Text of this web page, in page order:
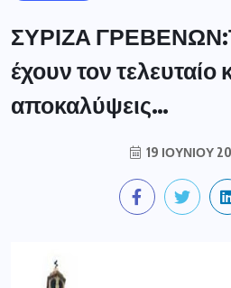
ΣΥΡΙΖΑ
έχουν τον τελευταίο
αποκαλύψεις…
19 ΙΟΥΝΊΟΥ